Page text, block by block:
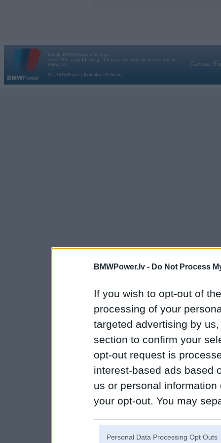
BMWPower.lv - Do Not Process
If you wish to opt-out of
processing of your
targeted advertising by
section to confirm your
opt-out request is
interest-based ads based
us or personal
your opt-out. You may
Personal Data Processing Opt Outs
Vortāls BMWPower.lv darbojas
kopš 2002. gada 14. maija. Tas nav auto klubs un nav saistīts ar
BMW AG.
Par BMWPower
Kontakti Reklāma
Galvena